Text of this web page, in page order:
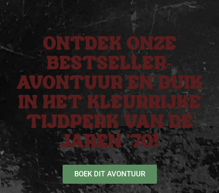
ONTDEK ONZE
BESTSELLER-
AVONTUUR EN DUIK
IN HET KLEURRIJKE
TIJDPERK VAN DE
JAREN '70!
BOEK DIT AVONTUUR